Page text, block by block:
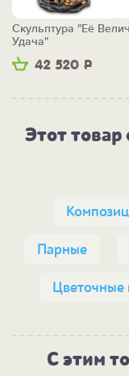
42 520 Р
Скульптура "Её
Удача"
Этот товар
Парные
Цветочные
С этим